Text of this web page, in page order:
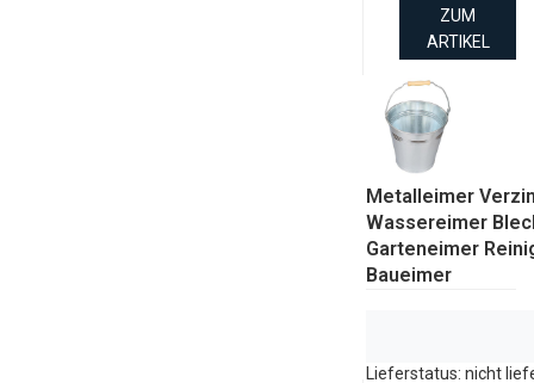
ZUM
ARTIKEL
Metalleimer
Wassereimer
Garteneimer
Baueimer
Lieferstatus: nicht